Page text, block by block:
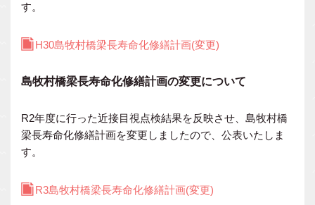
す。
H30島牧村橋梁長寿命化修繕計画(変更)
島牧村橋梁長寿命化修繕計画の変更について
R2年度に行った近接目視点検結果を反映させ、島牧村橋
梁長寿命化修繕計画を変更しましたので、公表いたしま
す。
R3島牧村橋梁長寿命化修繕計画(変更)